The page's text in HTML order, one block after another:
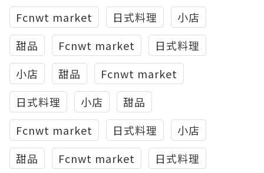
Fcnwt market 日式料理
小店
甜品
Fcnwt market
日式料理
小店
甜品
Fcnwt market
日式料理
小店
甜品
Fcnwt market
日式料理
小店
甜品
Fcnwt market
日式料理